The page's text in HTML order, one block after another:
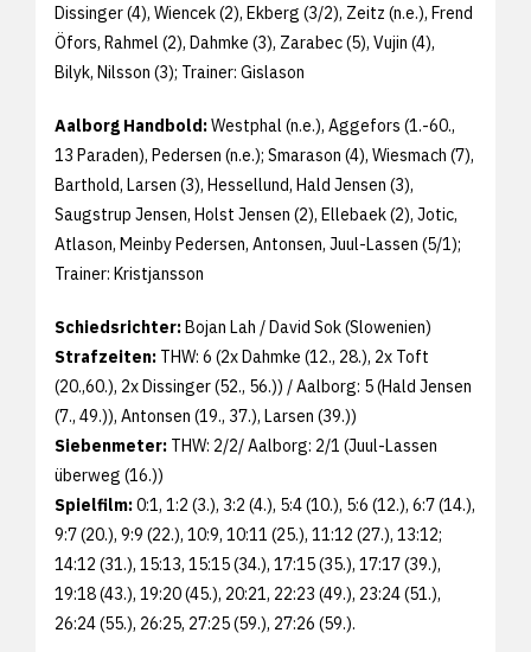
Dissinger (4), Wiencek (2), Ekberg (3/2), Zeitz (n.e.), Frend
Öfors, Rahmel (2), Dahmke (3), Zarabec (5), Vujin (4),
Bilyk, Nilsson (3); Trainer: Gislason
Aalborg Handbold:Westphal (n.e.), Aggefors (1.-60.,
13 Paraden), Pedersen (n.e.); Smarason (4), Wiesmach (7),
Barthold, Larsen (3), Hessellund, Hald Jensen (3),
Saugstrup Jensen, Holst Jensen (2), Ellebaek (2), Jotic,
Atlason, Meinby Pedersen, Antonsen, Juul-Lassen (5/1);
Trainer: Kristjansson
Schiedsrichter:Bojan Lah / David Sok (Slowenien)
Strafzeiten: THW: 6 (2x Dahmke (12., 28.), 2x Toft
(20.,60.), 2x Dissinger (52., 56.)) / Aalborg: 5 (Hald Jensen
(7., 49.)), Antonsen (19., 37.), Larsen (39.))
Siebenmeter: THW: 2/2/ Aalborg: 2/1 (Juul-Lassen
überweg (16.))
Spielfilm:0:1, 1:2 (3.), 3:2 (4.), 5:4 (10.), 5:6 (12.), 6:7 (14.),
9:7 (20.), 9:9 (22.), 10:9, 10:11 (25.), 11:12 (27.), 13:12;
14:12 (31.), 15:13, 15:15 (34.), 17:15 (35.), 17:17 (39.),
19:18 (43.), 19:20 (45.), 20:21, 22:23 (49.), 23:24 (51.),
26:24 (55.), 26:25, 27:25 (59.), 27:26 (59.).